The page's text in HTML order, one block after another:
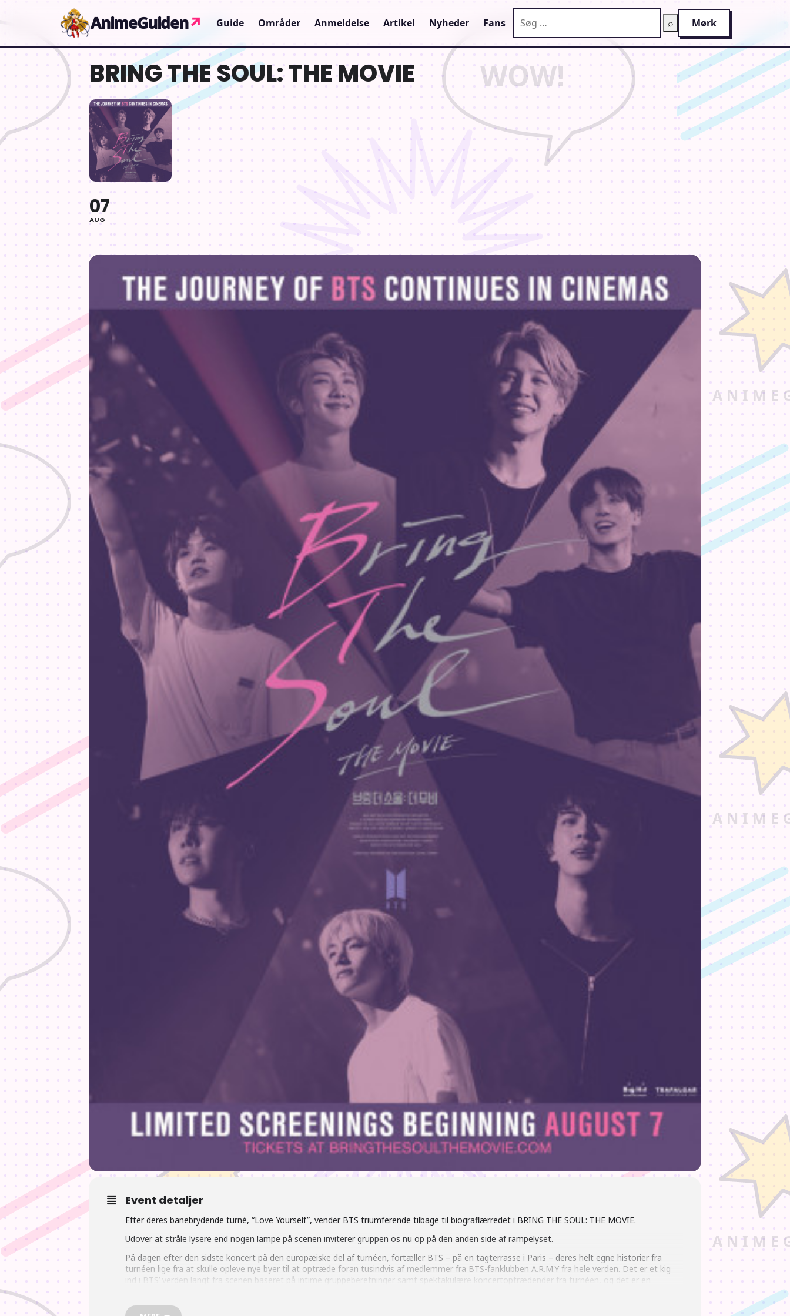
AnimeGuiden↗ Guide Områder Anmeldelse Artikel Nyheder Fans ⌕ Mørk
BRING THE SOUL: THE MOVIE
07
AUG
Event detaljer
Efter deres banebrydende turné, “Love Yourself”, vender BTS triumferende tilbage til biograflærredet i BRING THE SOUL: THE MOVIE.
Udover at stråle lysere end nogen lampe på scenen inviterer gruppen os nu op på den anden side af rampelyset.
På dagen efter den sidste koncert på den europæiske del af turnéen, fortæller BTS – på en tagterrasse i Paris – deres helt egne historier fra
turnéen lige fra at skulle opleve nye byer til at optræde foran tusindvis af medlemmer fra BTS-fanklubben A.R.M.Y fra hele verden. Det er et kig
ind i BTS’ verden langt fra scenen baseret på intime gruppeberetninger samt spektakulære koncertoptrædender fra turnéen, og det er en
BTS’ rejse fortsætter!